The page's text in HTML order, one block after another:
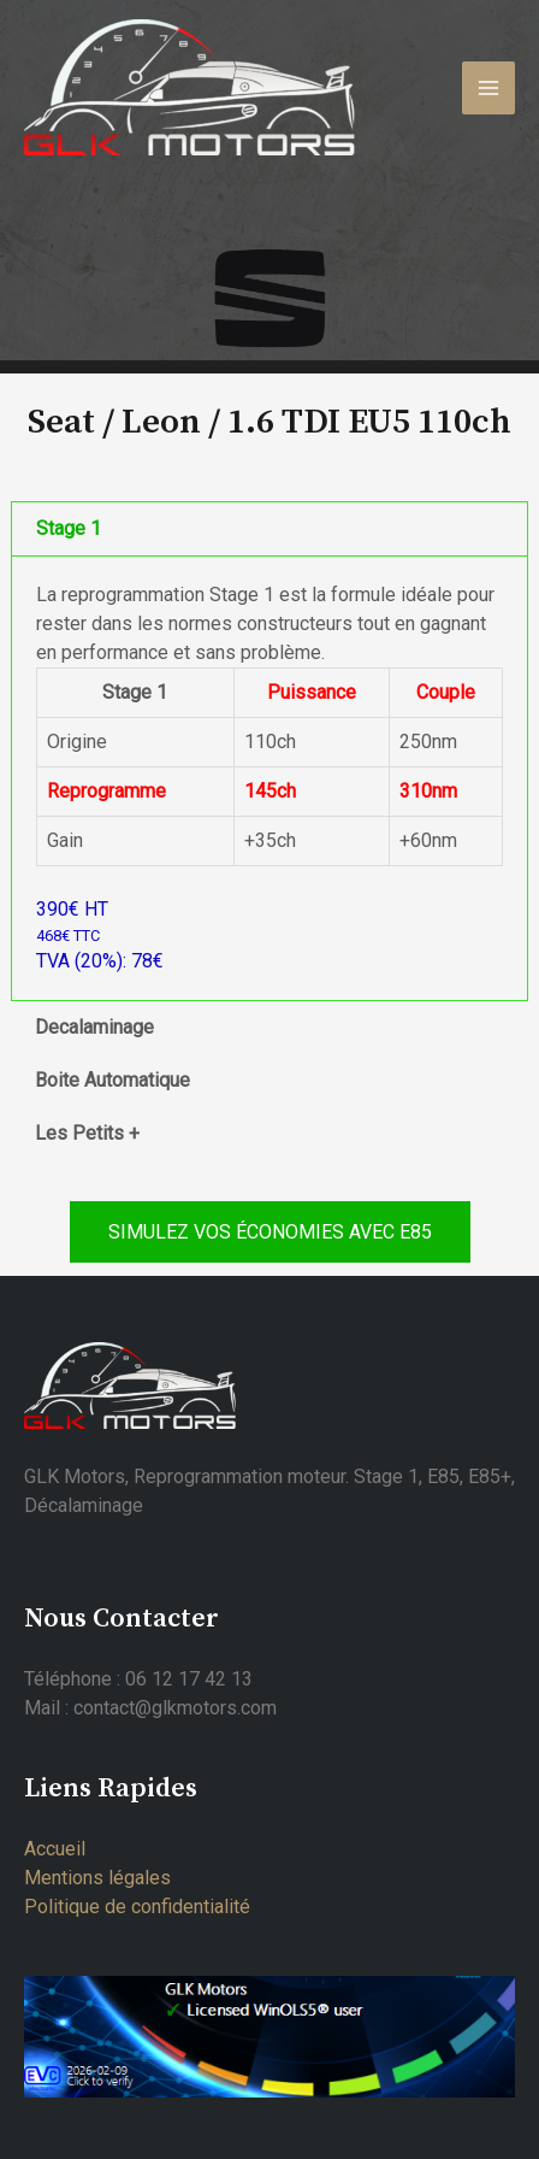
contenu
Seat / Leon / 1.6 TDI EU5 110ch
Stage 1
La reprogrammation Stage 1 est la formule idéale pour
rester dans les normes constructeurs tout en gagnant
en performance et sans problème.
Stage 1
Puissance Couple
Origine 110ch 250nm
Reprogramme 145ch 310nm
Gain +35ch +60nm
390€ HT
468€ TTC
TVA (20%): 78€
Decalaminage
Boite Automatique
Les Petits +
SIMULEZ VOS ÉCONOMIES AVEC E85
GLK Motors, Reprogrammation moteur. Stage 1, E85, E85+,
Décalaminage
Nous Contacter
Téléphone : 06 12 17 42 13
Mail : contact@glkmotors.com
Liens Rapides
Accueil
Mentions légales
Politique de confidentialité